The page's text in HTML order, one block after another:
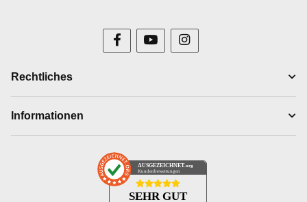
Rechtliches
Informationen
AUSGEZEICHNET .org
Kundenbewertungen
SEHR GUT